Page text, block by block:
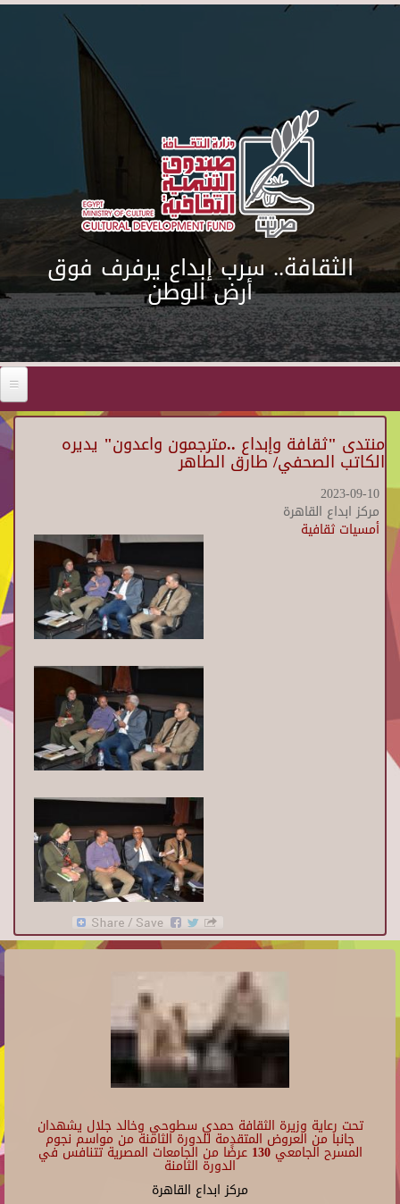
Skip to main content
الثقافة.. سرب إبداع يرفرف فوق
أرض الوطن
منتدى "ثقافة وإبداع ..مترجمون واعدون" يديره
الكاتب الصحفي/ طارق الطاهر
2023-09-10
مركز ابداع القاهرة
أمسيات ثقافية
تحت رعاية وزيرة الثقافة حمدي سطوحي وخالد جلال يشهدان
جانبا من العروض المتقدمة للدورة الثامنة من مواسم نجوم
المسرح الجامعي 130 عرضًا من الجامعات المصرية تتنافس في
الدورة الثامنة
مركز ابداع القاهرة